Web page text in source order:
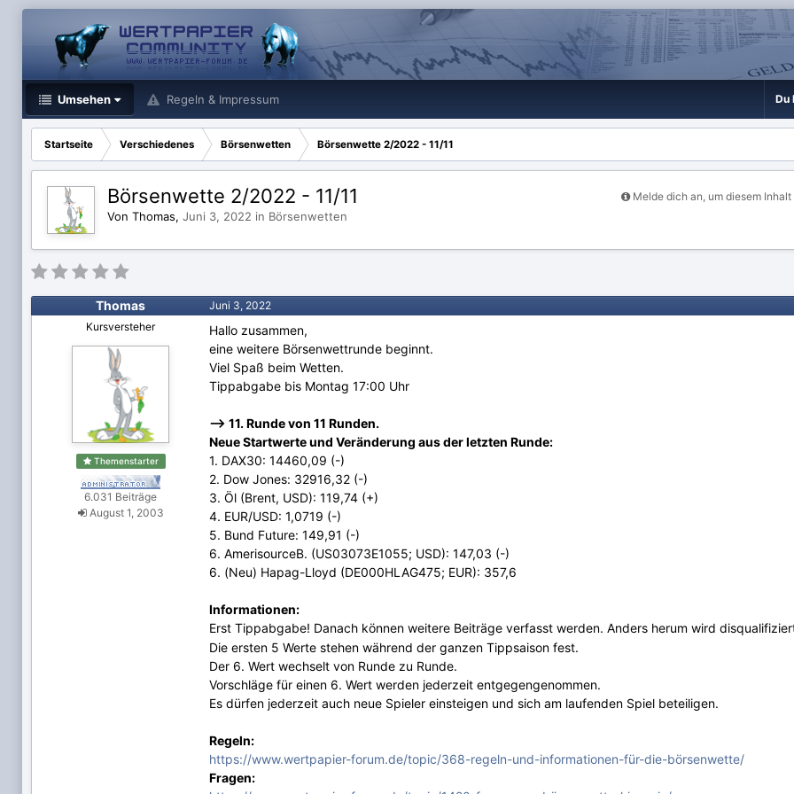
Umsehen Regeln & Impressum Du
Startseite Verschiedenes Börsenwetten Börsenwette 2/2022 - 11/11
Melde dich an, um diesem
Börsenwette 2/2022 - 11/11
Von Thomas, Juni 3, 2022 in Börsenwetten
Thomas
Kursversteher
Themenstarter
6.031 Beiträge
August 1, 2003
Juni 3, 2022
Hallo zusammen,
eine weitere Börsenwettrunde beginnt.
Viel Spaß beim Wetten.
Tippabgabe bis Montag 17:00 Uhr
--> 11. Runde von 11 Runden.
Neue Startwerte und Veränderung aus der letzten Runde:
1. DAX30: 14460,09 (-)
2. Dow Jones: 32916,32 (-)
3. Öl (Brent, USD): 119,74 (+)
4. EUR/USD: 1,0719 (-)
5. Bund Future: 149,91 (-)
6. AmerisourceB. (US03073E1055; USD): 147,03 (-)
6. (Neu) Hapag-Lloyd (DE000HLAG475; EUR): 357,6
Informationen:
Erst Tippabgabe! Danach können weitere Beiträge verfasst werden. Anders herum wird
Die ersten 5 Werte stehen während der ganzen Tippsaison fest.
Der 6. Wert wechselt von Runde zu Runde.
Vorschläge für einen 6. Wert werden jederzeit entgegengenommen.
Es dürfen jederzeit auch neue Spieler einsteigen und sich am laufenden Spiel beteiligen.
Regeln:
https://www.wertpapier-forum.de/topic/368-regeln-und-informationen-für-die-börsenwette/
Fragen: